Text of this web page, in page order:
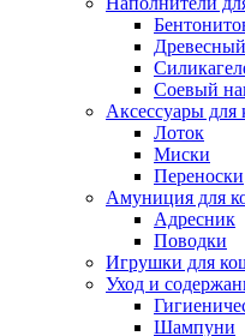
Соевый
Аксессуары для
Лоток
Миски
Переноски
Амуниция для
Адресник
Поводки
Игрушки для
Уход и
Шампуни